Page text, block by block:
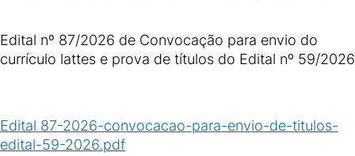
Edital nº 87/2026 de Convocação para envio do
currículo lattes e prova de títulos do Edital nº 59/2026
Edital 87-2026-convocacao-para-envio-de-titulos-
edital-59-2026.pdf